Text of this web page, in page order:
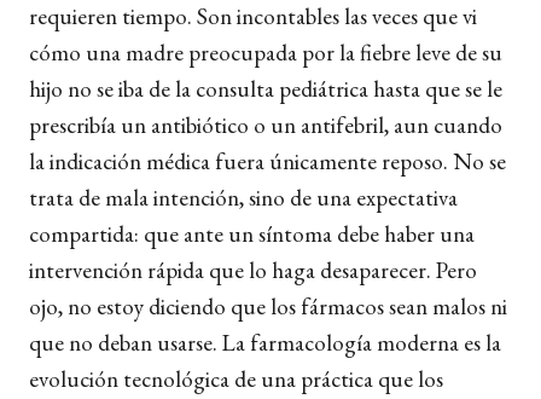
requieren tiempo. Son incontables las veces que vi
cómo una madre preocupada por la fiebre leve de su
hijo no se iba de la consulta pediátrica hasta que se le
prescribía un antibiótico o un antifebril, aun cuando
la indicación médica fuera únicamente reposo. No se
trata de mala intención, sino de una expectativa
compartida: que ante un síntoma debe haber una
intervención rápida que lo haga desaparecer. Pero
ojo, no estoy diciendo que los fármacos sean malos ni
que no deban usarse. La farmacología moderna es la
evolución tecnológica de una práctica que los